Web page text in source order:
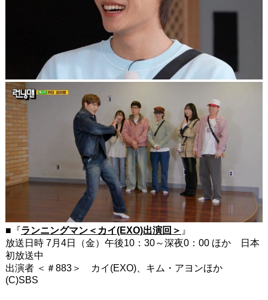
■『ランニングマン＜カイ(EXO)出演回＞ 』
放送日時 7月4日（金）午後10：30～深夜0：00 ほか 日本
初放送中
出演者 ＜＃883＞ カイ(EXO)、キム・アヨンほか
(C)SBS